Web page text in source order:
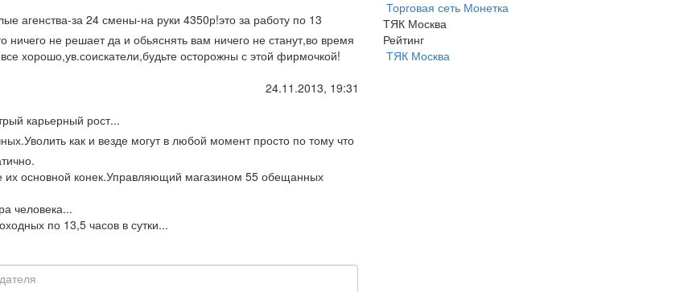
агенства-за 24 смены-на руки 4350р!это за работу по 13
ничего не решает да и обьяснять вам ничего не станут,во время
хорошо,ув.соискатели,будьте осторожны с этой фирмочкой!
24.11.2013, 19:31
карьерный рост...
как и везде могут в любой момент просто по тому что
основной конек.Управляющий магазином 55 обещанных
человека...
по 13,5 часов в сутки...
Торговая сеть Монетка
ТЯК Москва
Рейтинг
ТЯК Москва